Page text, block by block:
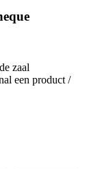
zaal
een product /